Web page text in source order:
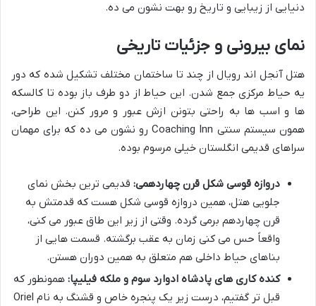
دنیایی از زیبایی و تاریخ رو بهت نشون می ده.
نمای بیرونی و جزئیات تاریخی
هتل آنجل اند رویال از چند تا ساختمان مختلف تشکیل شده که دور
یه حیاط مرکزی جمع شدن. این حیاط از دو طرف باز بوده تا کالسکه
ها و اسب ها به راحتی بتونن ازش عبور و مرور کنن. این طراحی،
همون سیستم سنتی Coaching Inn رو نشون می ده که برای مهمان
سراهای قدیمی انگلستان خیلی مرسوم بوده.
دروازه قوسی شکل قرن چهاردهمی: قدیمی ترین بخش نمای
جلویی هتل، همین دروازه قوسی شکل هست که قدمتش به
قرن چهاردهم برمی گرده. وقتی از زیر این طاق عبور می کنی،
واقعاً حس می کنی زمان به عقب برگشته. قسمت هایی از
بناهای حیاط داخلی هم متعلق به همین دوران هستن.
کنده کاری های پادشاه ادوارد سوم و ملکه فیلیپا: همونطور که
قبل تر گفتیم، درست زیر یک پنجره خاص و قشنگ به نام Oriel